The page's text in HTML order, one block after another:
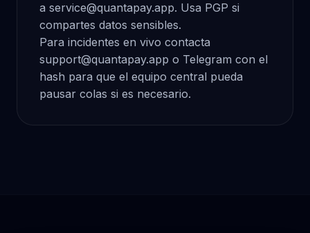
a service@quantapay.app. Usa PGP si
compartes datos sensibles.
Para incidentes en vivo contacta
support@quantapay.app o Telegram con el
hash para que el equipo central pueda
pausar colas si es necesario.